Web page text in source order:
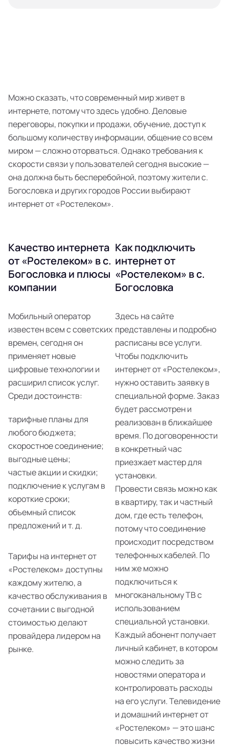
Можно сказать, что современный мир живет в
интернете, потому что здесь удобно. Деловые
переговоры, покупки и продажи, обучение, доступ к
большому количеству информации, общение со всем
миром — сложно оторваться. Однако требования к
скорости связи у пользователей сегодня высокие —
она должна быть бесперебойной, поэтому жители с.
Богословка и других городов России выбирают
интернет от «Ростелеком».
Качество интернета
от «Ростелеком» в с.
Богословка и плюсы
компании
Мобильный оператор
известен всем с советских
времен, сегодня он
применяет новые
цифровые технологии и
расширил список услуг.
Среди достоинств:
тарифные планы для
любого бюджета;
скоростное соединение;
выгодные цены;
частые акции и скидки;
подключение к услугам в
короткие сроки;
объемный список
предложений и т. д.
Тарифы на интернет от
«Ростелеком» доступны
каждому жителю, а
качество обслуживания в
сочетании с выгодной
стоимостью делают
провайдера лидером на
рынке.
Как подключить
интернет от
«Ростелеком» в с.
Богословка
Здесь на сайте
представлены и подробно
расписаны все услуги.
Чтобы подключить
интернет от «Ростелеком»,
нужно оставить заявку в
специальной форме. Заказ
будет рассмотрен и
реализован в ближайшее
время. По договоренности
в конкретный час
приезжает мастер для
установки.
Провести связь можно как
в квартиру, так и частный
дом, где есть телефон,
потому что соединение
происходит посредством
телефонных кабелей. По
ним же можно
подключиться к
многоканальному ТВ с
использованием
специальной установки.
Каждый абонент получает
личный кабинет, в котором
можно следить за
новостями оператора и
контролировать расходы
на его услуги. Телевидение
и домашний интернет от
«Ростелеком» — это шанс
повысить качество жизни